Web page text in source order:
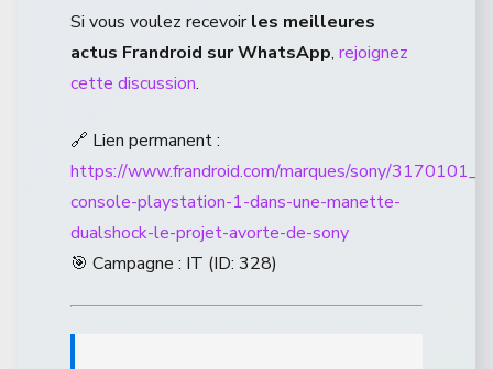
Si vous voulez recevoirles meilleures
actus Frandroid sur WhatsApp, rejoignez
cette discussion.
🔗 Lien permanent :
https://www.frandroid.com/marques/sony/
console-playstation-1-dans-une-manette-
dualshock-le-projet-avorte-de-sony
🎯 Campagne : IT (ID: 328)